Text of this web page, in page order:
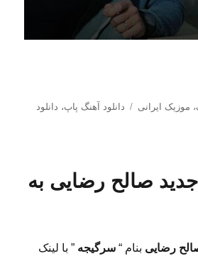
، موزیک ایرانی برچسب‌ها
دانلود آهنگ پاپ، دانلود
جدید صالح رضایی به
رضایی بنام “ سرگیجه ” با لینک